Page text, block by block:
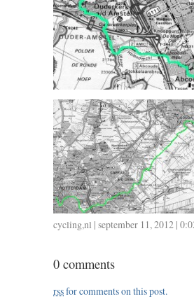
cycling,nl | september 11, 2012 |
0 comments
rssfor comments on this post.